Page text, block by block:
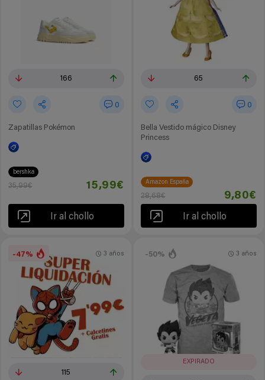
166
0
Zapatillas Pokémon
bershka
35,99€ 15,99€
Ir al chollo
65
0
Bella Vestido mágico Disney
Princess
Amazon España
28,68€ 9,80€
Ir al chollo
-47%
115
3 años -50%
EXPIRADO
3 años